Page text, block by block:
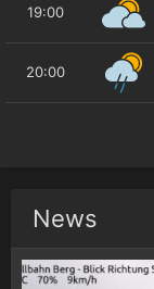
19:00
20:00
News